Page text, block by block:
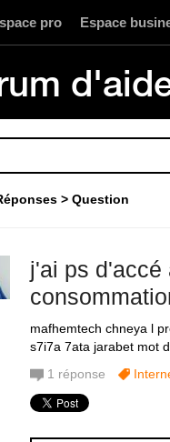
pro Espace
Question
j'ai ps d'accé
mafhemtech chneya l
s7i7a 7ata jarabet mot
1 réponse